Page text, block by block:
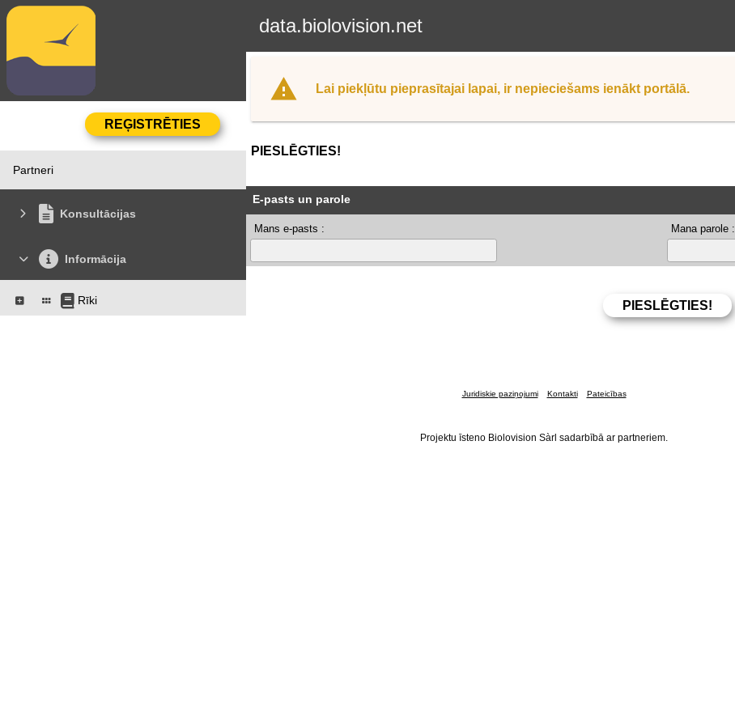
data.biolovision.net
Partneri
Konsultācijas
Informācija
Rīki
Lai piekļūtu pieprasītajai lapai, ir nepieciešams ienākt portālā.
PIESLĒGTIES!
E-pasts un parole
Mans e-pasts : Mana parole :
Juridiskie paziņojumi Kontakti Pateicības
Projektu īsteno Biolovision Sàrl sadarbībā ar partneriem.